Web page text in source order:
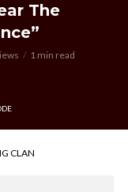
The
1 min read
CLAN